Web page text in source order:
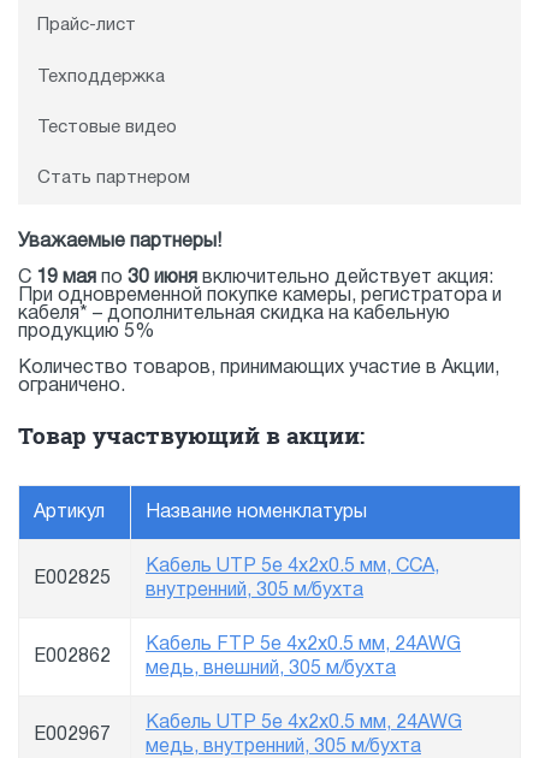
Прайс-лист
Техподдержка
Тестовые видео
Стать партнером
Уважаемые партнеры!
С 19 мая по 30 июня включительно действует акция:
При одновременной покупке камеры, регистратора и
кабеля* – дополнительная скидка на кабельную
продукцию 5%
Количество товаров, принимающих участие в Акции,
ограничено.
Товар участвующий в акции:
Артикул Название номенклатуры
E002825
Кабель UTP 5e 4x2x0.5 мм, CCA,
внутренний, 305 м/бухта
E002862
Кабель FTP 5e 4x2x0.5 мм, 24AWG
медь, внешний, 305 м/бухта
E002967
Кабель UTP 5e 4x2x0.5 мм, 24AWG
медь, внутренний, 305 м/бухта